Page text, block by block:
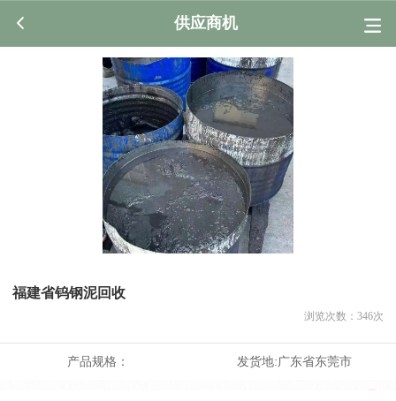
供应商机
福建省钨钢泥回收
浏览次数： 346次
产品规格： 发货地:广东省东莞市